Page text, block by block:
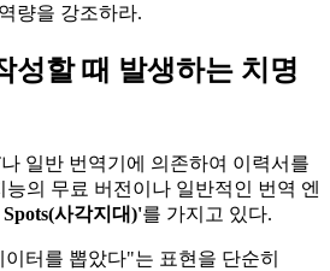
량을 강조하라.
성할 때 발생하는 치명
일반 번역기에 의존하여 이력서를
의 무료 버전이나 일반적인 번역 엔
사각지대)'​를 가지고 있다.
이터를 뽑았다"는 표현을 단순히